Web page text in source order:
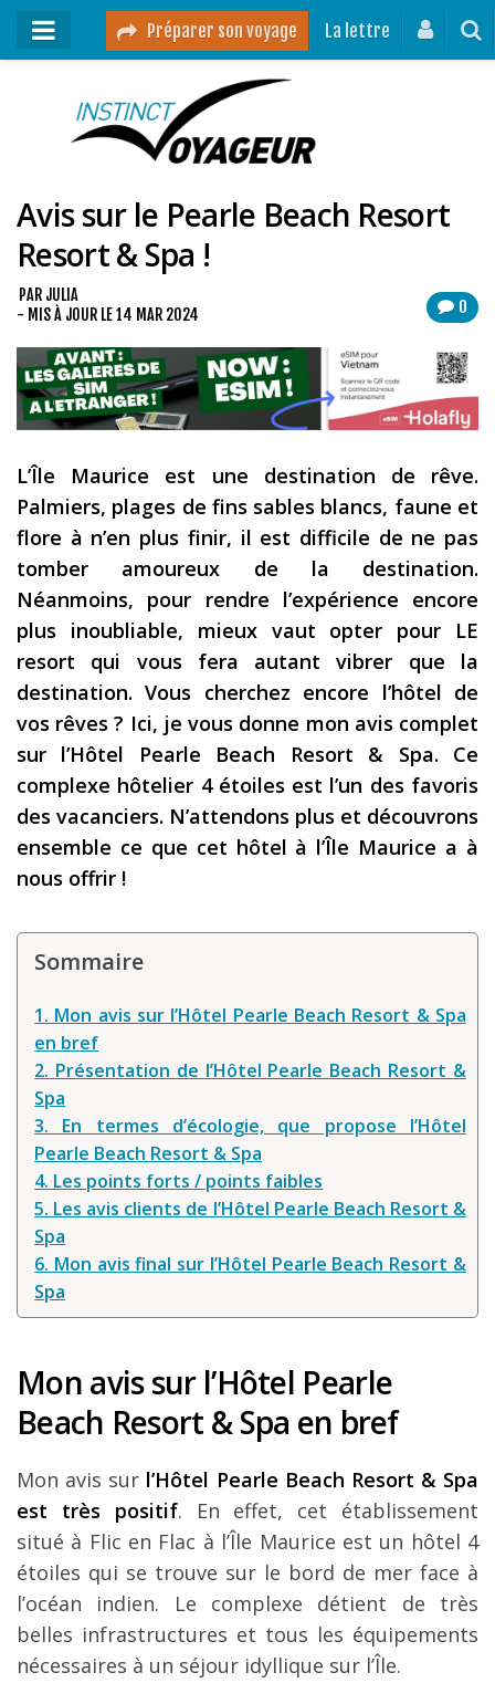
Préparer son voyage La lettre
Mon podcast
Destinations
Mes ressources pour voyager
Guides voyages
Contact
Mon journal de bord sur Instagram
Blog voyage
Podcast
Préparer son voyage
Destinations
LA LETTRE
Outils pour voyageur
Sites utiles
Réserver un vol !
Louer une voiture !
Avis sur le Pearle Beach Resort
Resort & Spa !
0
PAR JULIA
- MIS À JOUR LE14 MAR 2024
L’Île Maurice est une destination de rêve.
Palmiers, plages de fins sables blancs, faune et
flore à n’en plus finir, il est difficile de ne pas
tomber amoureux de la destination.
Néanmoins, pour rendre l’expérience encore
plus inoubliable, mieux vaut opter pour LE
resort qui vous fera autant vibrer que la
destination. Vous cherchez encore l’hôtel de
vos rêves ? Ici, je vous donne mon avis complet
sur l’Hôtel Pearle Beach Resort & Spa. Ce
complexe hôtelier 4 étoiles est l’un des favoris
des vacanciers. N’attendons plus et découvrons
ensemble ce que cet hôtel à l’Île Maurice a à
nous offrir !
Sommaire
1. Mon avis sur l’Hôtel Pearle Beach Resort & Spa
en bref
2. Présentation de l’Hôtel Pearle Beach Resort &
Spa
3. En termes d’écologie, que propose l’Hôtel
Pearle Beach Resort & Spa
4. Les points forts / points faibles
5. Les avis clients de l’Hôtel Pearle Beach Resort &
Spa
6. Mon avis final sur l’Hôtel Pearle Beach Resort &
Spa
Mon avis sur l’Hôtel Pearle
Beach Resort & Spa en bref
Mon avis sur l’Hôtel Pearle Beach Resort & Spa
est très positif. En effet, cet établissement
situé à Flic en Flac à l’Île Maurice est un hôtel 4
étoiles qui se trouve sur le bord de mer face à
l’océan indien. Le complexe détient de très
belles infrastructures et tous les équipements
nécessaires à un séjour idyllique sur l’Île.